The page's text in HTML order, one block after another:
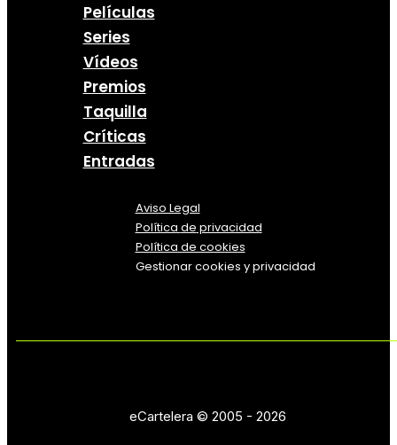
Películas
Series
Vídeos
Premios
Taquilla
Críticas
Entradas
Aviso Legal
Política de privacidad
Política de cookies
Gestionar cookies y privacidad
eCartelera © 2005 - 2026